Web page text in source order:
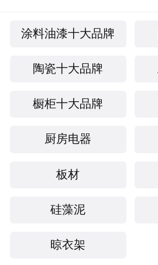
等工艺技术，凸显木材的纹理
上，每一樘华鹤木门从框架的
包装等100余道工序，这是华
础。 华鹤木门现已建立起产
公司的渠道、营销、服务等多
个，城市244个，并不断快速
家庭装修系统解决方案。
涂料油漆十大品牌
陶瓷十大品牌
橱柜十大品牌
厨房电器
板材
硅藻泥
晾衣架